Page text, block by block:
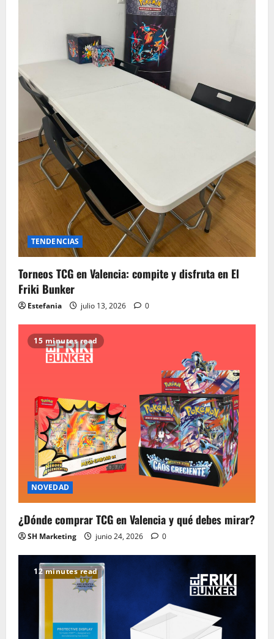
TENDENCIAS
Torneos TCG en Valencia: compite y disfruta en El
Friki Bunker
Estefania julio 13, 2026 0
15 minutes read
NOVEDAD
¿Dónde comprar TCG en Valencia y qué debes mirar?
SH Marketing junio 24, 2026 0
12 minutes read